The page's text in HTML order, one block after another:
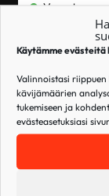
Käytämme
Valinnoistasi
kävijämäärien
tukemiseen ja
evästeasetuksiasi
Varastossa